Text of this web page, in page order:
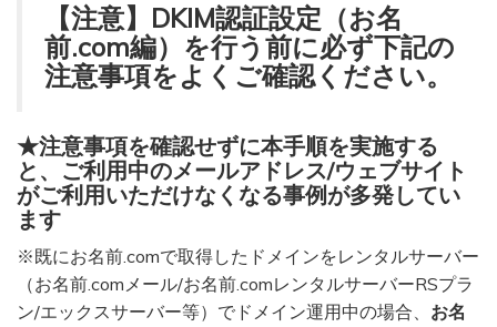
【注意】DKIM認証設定（お名
前.com編）を行う前に必ず下記の
注意事項をよくご確認ください。
★注意事項を確認せずに本手順を実施する
と、ご利用中のメールアドレス/ウェブサイト
がご利用いただけなくなる事例が多発してい
ます
※既にお名前.comで取得したドメインをレンタルサーバー
（お名前.comメール/お名前.comレンタルサーバーRSプラ
ン/エックスサーバー等）でドメイン運用中の場合、 お名